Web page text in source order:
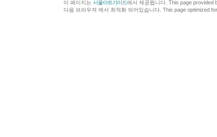
이 페이지는 서울아트가이드에서 제공됩니다. This page provided
다음 브라우져 에서 최적화 되어있습니다. This page optimized